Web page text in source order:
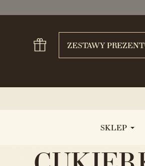
ZESTAWY
SKLEP